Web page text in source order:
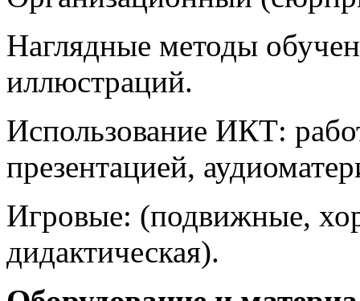
Наглядные методы
иллюстраций.
Использование ИКТ:
презентацией,
Игровые: (подвижные,
дидактическая).